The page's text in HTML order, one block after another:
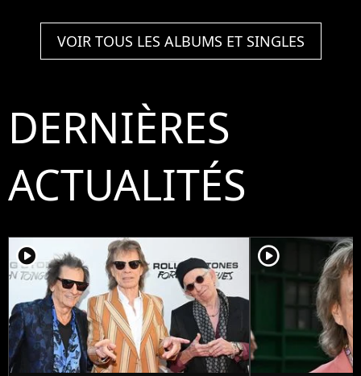
VOIR TOUS LES ALBUMS ET SINGLES
DERNIÈRES
ACTUALITÉS
player2 player2